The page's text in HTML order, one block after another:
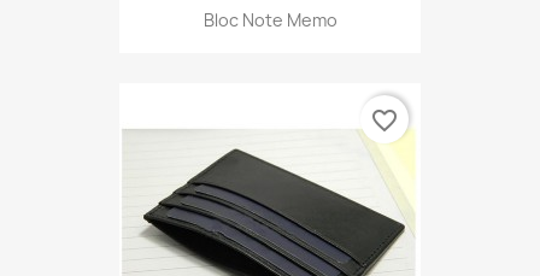
Bloc Note Memo
favorite_border